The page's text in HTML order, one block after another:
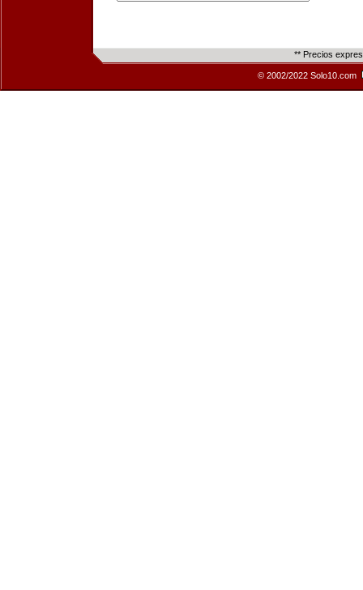
** Precios
© 2002/2022 Solo10.com